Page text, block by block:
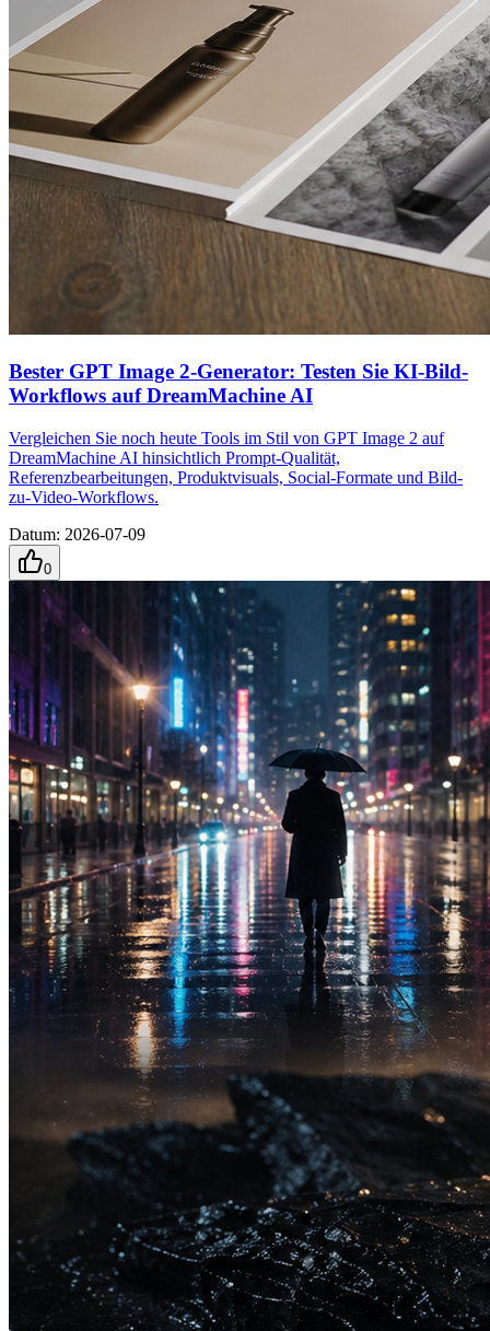
Bester GPT Image 2-Generator: Testen Sie KI-Bild-
Workflows auf DreamMachine AI
Vergleichen Sie noch heute Tools im Stil von GPT Image 2 auf
DreamMachine AI hinsichtlich Prompt-Qualität,
Referenzbearbeitungen, Produktvisuals, Social-Formate und Bild-
zu-Video-Workflows.
Datum: 2026-07-09
0